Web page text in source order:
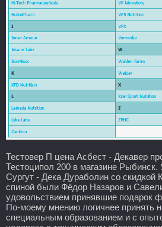
Тестовер П цена Асбест - Декавер
Тестоципол 200 в магазине Рыбинск.
Сургут - Дека Дураболин со скидкой
спиной были Фёдор Назаров и
удовольствием принявшие подарок
По-моему мнению логичнее принять
специальным образованием и с